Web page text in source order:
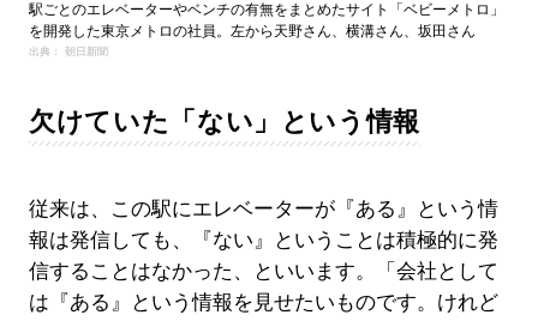
駅ごとのエレベーターやベンチの有無をまとめたサイト「ベビーメトロ」
を開発した東京メトロの社員。左から天野さん、横溝さん、坂田さん
出典： 朝日新聞
欠けていた「ない」という情報
従来は、この駅にエレベーターが『ある』という情
報は発信しても、『ない』ということは積極的に発
信することはなかった、といいます。「会社として
は『ある』という情報を見せたいものです。けれど